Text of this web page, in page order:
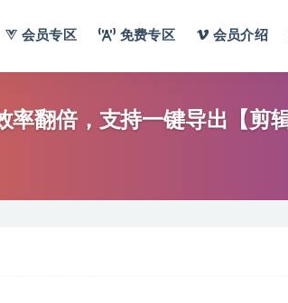
会员专区 免费专区 会员介绍
翻倍，支持一键导出【剪